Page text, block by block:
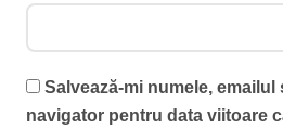
Salvează-mi numele,
navigator pentru data viitoare